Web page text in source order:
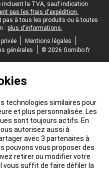
incluent la TVA, sauf indication
pas les frais d'expédition.
pas à tous les produits ou à toutes
: plus d'informations.
Mentions légales
générales © 2026 Gomibo.fr
technologies similaires pour
et plus personnalisée. Les
sont toujours actifs. En
autorisez aussi à
avec 3 partenaires à
pouvons vous proposer des
retirer ou modifier votre
suffit de faire défiler la